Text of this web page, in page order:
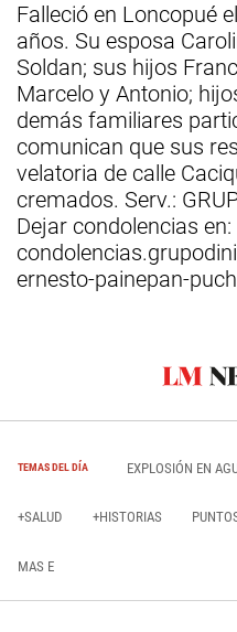
Falleció en Loncopué
años. Su esposa
Soldan; sus hijos
Marcelo y Antonio;
demás familiares
comunican que sus
velatoria de calle
cremados. Serv.:
Dejar condolencias en:
ernesto-painepan-
TEMAS DEL DÍA EXPLOSIÓN EN
+SALUD +HISTORIAS
MAS E